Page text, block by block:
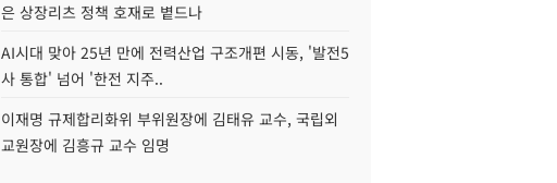
은 상장리츠 정책 호재로 볕드나
AI시대 맞아 25년 만에 전력산업 구조개편 시동, '발전5
사 통합' 넘어 '한전 지주..
이재명 규제합리화위 부위원장에 김태유 교수, 국립외
교원장에 김흥규 교수 임명